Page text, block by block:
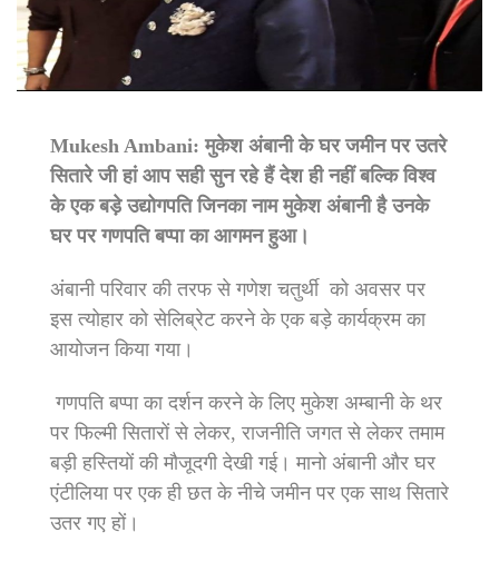
Mukesh Ambani: मुकेश अंबानी के घर जमीन पर उतरे
सितारे जी हां आप सही सुन रहे हैं देश ही नहीं बल्कि विश्व
के एक बड़े उद्योगपति जिनका नाम मुकेश अंबानी है उनके
घर पर गणपति बप्पा का आगमन हुआ।
अंबानी परिवार की तरफ से गणेश चतुर्थी को अवसर पर
इस त्योहार को सेलिब्रेट करने के एक बड़े कार्यक्रम का
आयोजन किया गया।
गणपति बप्पा का दर्शन करने के लिए मुकेश अम्बानी के थर
पर फिल्मी सितारों से लेकर, राजनीति जगत से लेकर तमाम
बड़ी हस्तियों की मौजूदगी देखी गई। मानो अंबानी और घर
एंटीलिया पर एक ही छत के नीचे जमीन पर एक साथ सितारे
उतर गए हों।